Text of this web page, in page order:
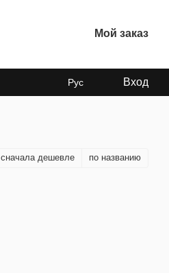
Мой заказ
Рус Вход
сначала дешевле по названию